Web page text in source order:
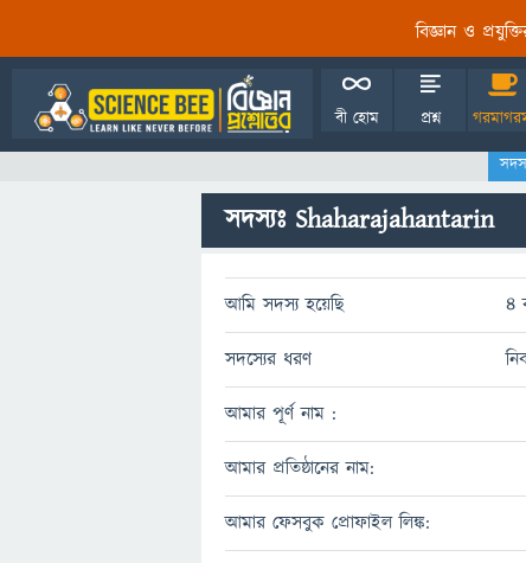
বিজ্ঞান ও
বী হোম প্রশ্ন
সদস্যঃ Shaharajahantarin
আমি সদস্য হয়েছি 4
সদস্যের ধরণ
আমার পূর্ণ নাম :
আমার প্রতিষ্ঠানের নাম:
আমার ফেসবুক প্রোফাইল লিঙ্ক: